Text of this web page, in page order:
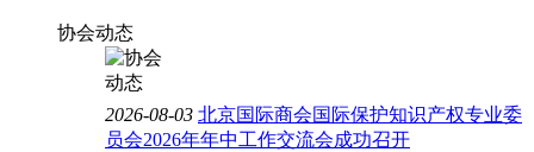
协会动态
2026-08-03 北京国际商会国际保护知识产权专业委
员会2026年年中工作交流会成功召开